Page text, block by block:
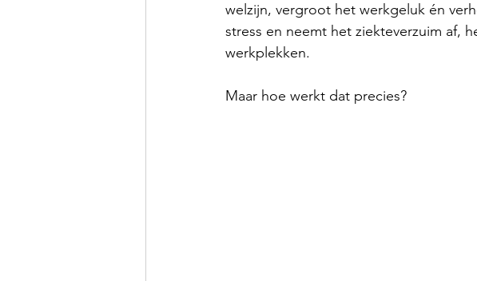
welzijn, vergroot het werkgeluk én
stress en neemt het ziekteverzuim af,
werkplekken.
Maar hoe werkt dat precies?